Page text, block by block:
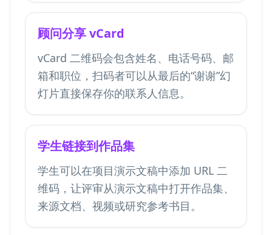
顾问分享 vCard
vCard 二维码会包含姓名、电话号码、邮
箱和职位，扫码者可以从最后的“谢谢”幻
灯片直接保存你的联系人信息。
学生链接到作品集
学生可以在项目演示文稿中添加 URL 二
维码，让评审从演示文稿中打开作品集、
来源文档、视频或研究参考书目。